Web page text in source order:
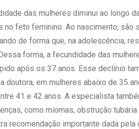
das mulheres diminui ao longo
feto feminino. Ao nascimento, são
de forma que, na adolescência,
forma, a fecundidade das
após os 37 anos. Esse declínio
em mulheres abaixo de 35
41 e 42 anos. A especialista
como miomas, obstrução
recomendação importante dada pela